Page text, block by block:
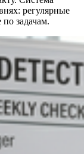
регулярные
задачам.